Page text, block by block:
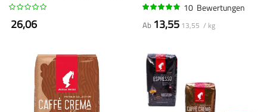
26,06
10 Bewertungen
Ab 13,55 13,55 / kg